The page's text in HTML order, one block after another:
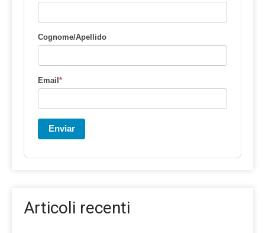
Cognome/Apellido
Email*
Enviar
Articoli recenti